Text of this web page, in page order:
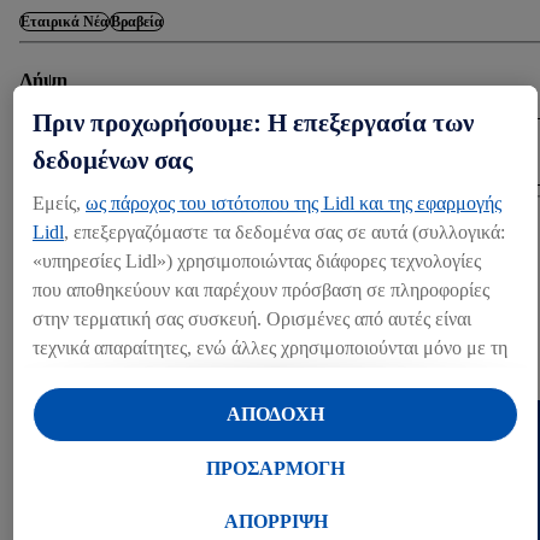
Εταιρικά ΝέαΒραβεία
Λήψη
Share
ΆΛΛΑ MEDIA
Πριν προχωρήσουμε: Η επεξεργασία των
δεδομένων σας
Εμείς, ως πάροχος του ιστότοπου της Lidl και της εφαρμογής
Lidl, επεξεργαζόμαστε τα δεδομένα σας σε αυτά (συλλογικά:
«υπηρεσίες Lidl») χρησιμοποιώντας διάφορες τεχνολογίες
που αποθηκεύουν και παρέχουν πρόσβαση σε πληροφορίες
στην τερματική σας συσκευή. Ορισμένες από αυτές είναι
τεχνικά απαραίτητες, ενώ άλλες χρησιμοποιούνται μόνο με τη
δημιουργία στατιστικών στοιχείων ή για εξατομικευμένη
διαφήμιση εντός και εκτός των υπηρεσιών Lidl. Εάν
συμμετέχετε στο πρόγραμμα Lidl Plus, δεδομένα που
επίσης σε επεξεργασία για τους σκοπούς αυτούς.
ΑΠΟΡΡΙΨΗ
ΠΡΟΣΑΡΜΟΓΗ
ΑΠΟΔΟΧΗ